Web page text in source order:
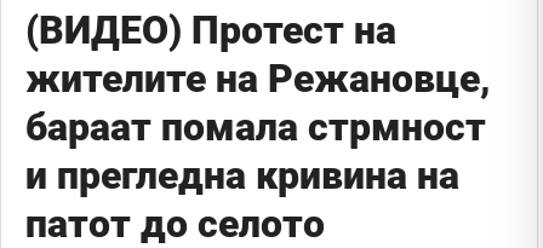
(ВИДЕО) Протест на
жителите на Режановце,
бараат помала стрмност
и прегледна кривина на
патот до селото